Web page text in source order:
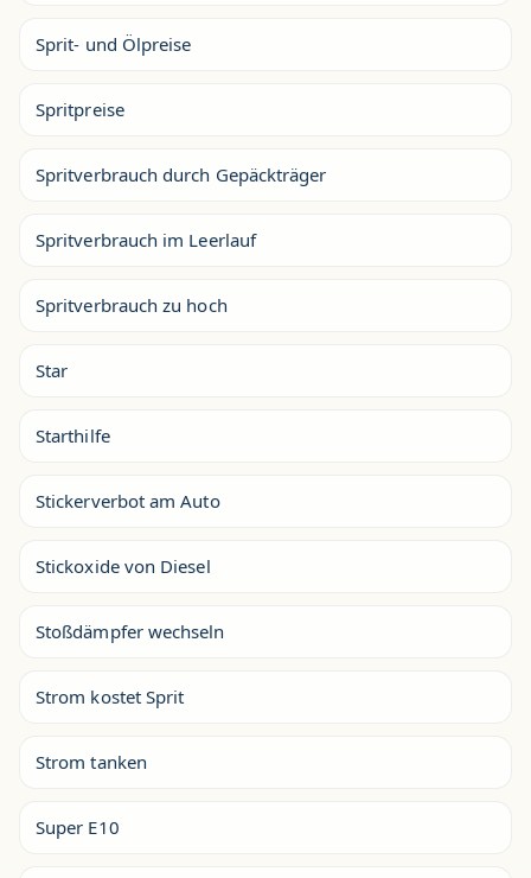
Sprit- und Ölpreise
Spritpreise
Spritverbrauch durch Gepäckträger
Spritverbrauch im Leerlauf
Spritverbrauch zu hoch
Star
Starthilfe
Stickerverbot am Auto
Stickoxide von Diesel
Stoßdämpfer wechseln
Strom kostet Sprit
Strom tanken
Super E10